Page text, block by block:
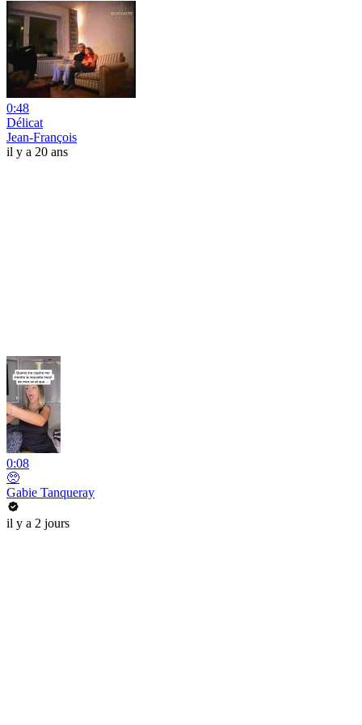
0:48
Délicat
Jean-François
il y a 20 ans
0:08
🥺
Gabie Tanqueray
il y a 2 jours